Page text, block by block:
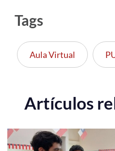
Tags
Aula Virtual
Artículos